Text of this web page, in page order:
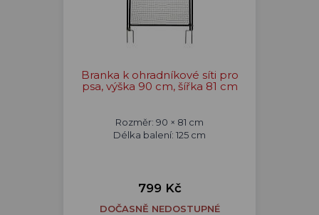
Branka k ohradníkové síti pro
psa, výška 90 cm, šířka 81 cm
Rozměr: 90 × 81 cm
Délka balení: 125 cm
799 Kč
DOČASNĚ NEDOSTUPNÉ